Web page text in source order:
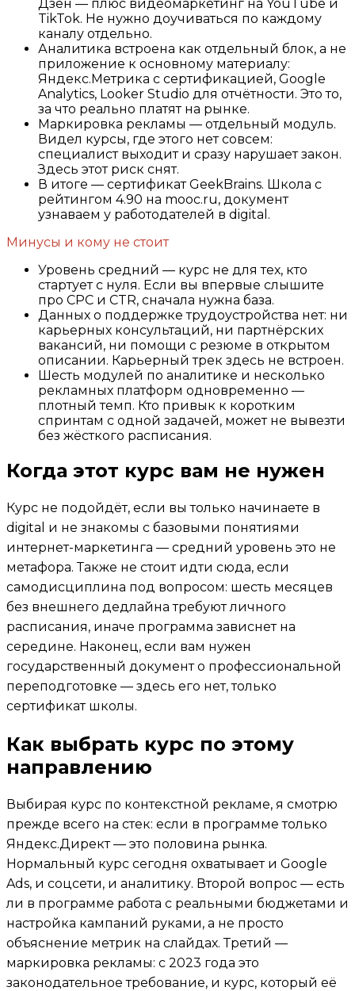
Дзен — плюс видеомаркетинг на YouTube и
TikTok. Не нужно доучиваться по каждому
каналу отдельно.
Аналитика встроена как отдельный блок, а не
приложение к основному материалу:
Яндекс.Метрика с сертификацией, Google
Analytics, Looker Studio для отчётности. Это то,
за что реально платят на рынке.
Маркировка рекламы — отдельный модуль.
Видел курсы, где этого нет совсем:
специалист выходит и сразу нарушает закон.
Здесь этот риск снят.
В итоге — сертификат GeekBrains. Школа с
рейтингом 4.90 на mooc.ru, документ
узнаваем у работодателей в digital.
Минусы и кому не стоит
Уровень средний — курс не для тех, кто
стартует с нуля. Если вы впервые слышите
про CPC и CTR, сначала нужна база.
Данных о поддержке трудоустройства нет: ни
карьерных консультаций, ни партнёрских
вакансий, ни помощи с резюме в открытом
описании. Карьерный трек здесь не встроен.
Шесть модулей по аналитике и несколько
рекламных платформ одновременно —
плотный темп. Кто привык к коротким
спринтам с одной задачей, может не вывезти
без жёсткого расписания.
Когда этот курс вам не нужен
Курс не подойдёт, если вы только начинаете в
digital и не знакомы с базовыми понятиями
интернет-маркетинга — средний уровень это не
метафора. Также не стоит идти сюда, если
самодисциплина под вопросом: шесть месяцев
без внешнего дедлайна требуют личного
расписания, иначе программа зависнет на
середине. Наконец, если вам нужен
государственный документ о профессиональной
переподготовке — здесь его нет, только
сертификат школы.
Как выбрать курс по этому
направлению
Выбирая курс по контекстной рекламе, я смотрю
прежде всего на стек: если в программе только
Яндекс.Директ — это половина рынка.
Нормальный курс сегодня охватывает и Google
Ads, и соцсети, и аналитику. Второй вопрос — есть
ли в программе работа с реальными бюджетами и
настройка кампаний руками, а не просто
объяснение метрик на слайдах. Третий —
маркировка рекламы: с 2023 года это
законодательное требование, и курс, который её